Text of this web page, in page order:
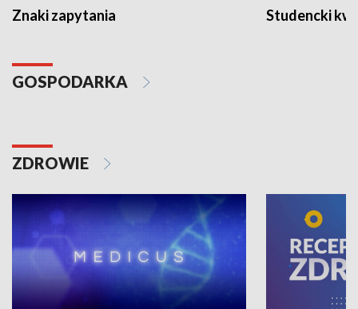
Znaki zapytania Studencki
GOSPODARKA
ZDROWIE